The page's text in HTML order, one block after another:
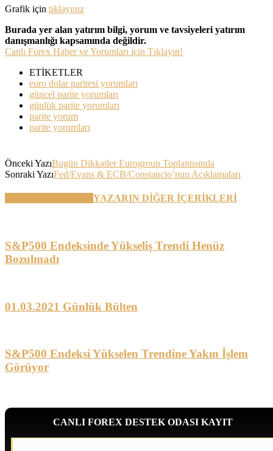
Grafik için tıklayınız
Burada yer alan yatırım bilgi, yorum ve tavsiyeleri yatırım
danışmanlığı kapsamında değildir.
Canlı Forex Haber ve Yorumları için Tıklayın!
ETİKETLER
euro dolar paritesi yorumları
güncel parite yorumları
günlük parite yorumları
parite yorum
parite yorumları
Önceki YazıBugün Dikkatler Eurogroup Toplantısında
Sonraki YazıFed/Evans & ECB/Constancio’nun Açıklamaları
YAZARIN DİĞER İÇERİKLERİ
S&P500 Endeksinde Yükseliş Trendi Henüz
Bozulmadı
01.03.2021 Günlük Bülten
S&P500 Endeksi Yükselen Trendine Yakın İşlem
Görüyor
CANLI FOREX DESTEK ODASI KAYIT